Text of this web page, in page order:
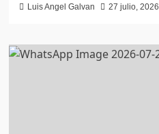
Luis Angel Galvan 27 julio, 2026